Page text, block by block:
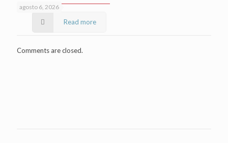
agosto 6, 2026
Read more
Comments are closed.